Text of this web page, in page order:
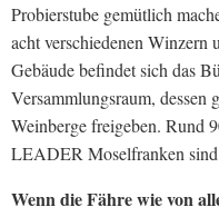
Probierstube gemütlich
acht verschiedenen Winzern
Gebäude befindet sich das
Versammlungsraum,
Weinberge freigeben. Rund
LEADER Moselfranken
Wenn die Fähre wie von